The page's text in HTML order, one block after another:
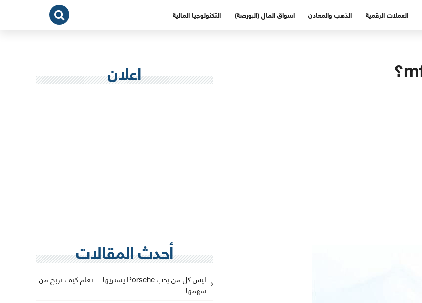
العملات الرقمية الذهب والمعادن اسواق المال (البورصة) التكنولوجيا المالية
اعلان
أحدث المقالات
ليس كل من يحب Porsche يشتريها… تعلم كيف تربح من
سهمها